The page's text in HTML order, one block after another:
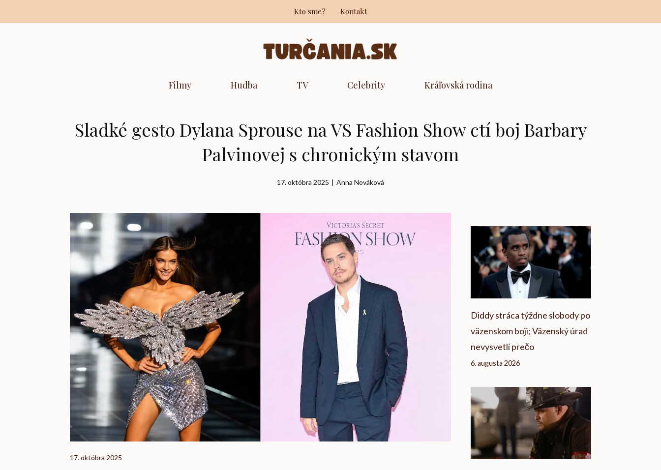
na
Kto sme? Kontakt
Filmy Hudba TV Celebrity Kráľovská rodina
Sladké gesto Dylana Sprouse na VS Fashion Show ctí boj Barbary
Palvinovej s chronickým stavom
17. októbra 2025 | Anna Nováková
17. októbra 2025
Diddy stráca týždne slobody po
väzenskom boji; Väzenský úrad
nevysvetlí prečo
6. augusta 2026